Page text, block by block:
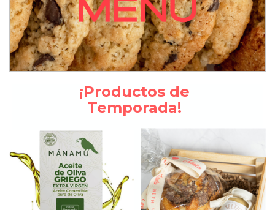
¡Productos de
Temporada!